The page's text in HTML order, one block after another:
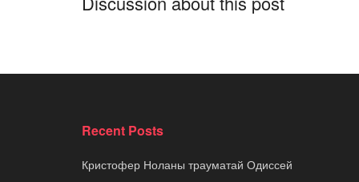
Recent Posts
Кристофер Ноланы трауматай Одиссей